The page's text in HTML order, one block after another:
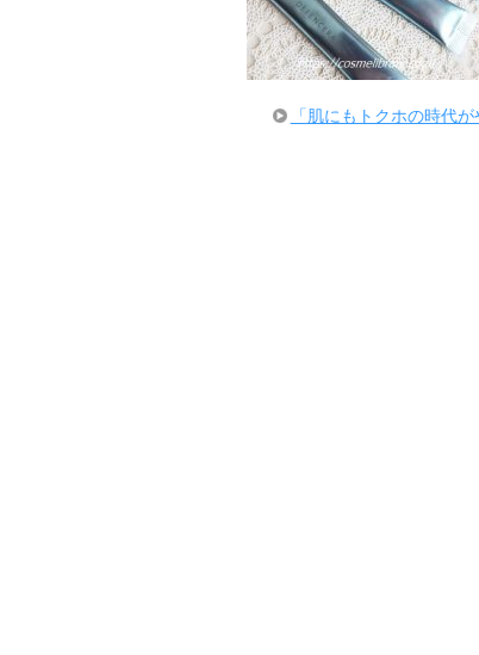
「肌にもトクホの時代